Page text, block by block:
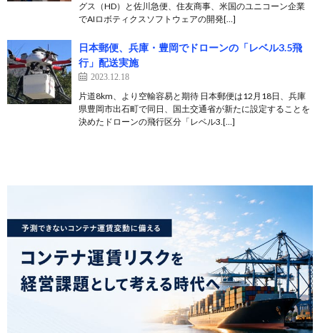
グス（HD）と佐川急便、住友商事、米国のユニコーン企業
でAIロボティクスソフトウェアの開発[…]
日本郵便、兵庫・豊岡でドローンの「レベル3.5飛
行」配送実施
2023.12.18
片道8km、より空輸容易と期待 日本郵便は12月18日、兵庫
県豊岡市出石町で同日、国土交通省が新たに設定することを
決めたドローンの飛行区分「レベル3.[…]